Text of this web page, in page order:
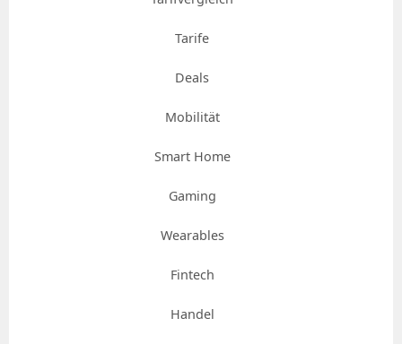
Tarife
Deals
Mobilität
Smart Home
Gaming
Wearables
Fintech
Handel